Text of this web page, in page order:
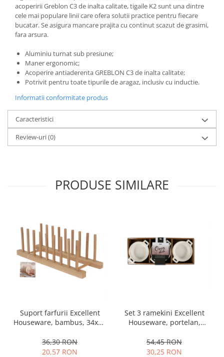
acoperirii Greblon C3 de inalta calitate, tigaile K2 sunt una dintre
cele mai populare linii care ofera solutii practice pentru fiecare
bucatar. Se asigura mancare prajita cu continut scazut de grasimi,
fara arsura.
Aluminiu turnat sub presiune;
Maner ergonomic;
Acoperire antiaderenta GREBLON C3 de inalta calitate;
Potrivit pentru toate tipurile de aragaz, inclusiv cu inductie.
Informatii conformitate produs
Caracteristici
Review-uri(0)
PRODUSE SIMILARE
Suport farfurii Excellent
Houseware, bambus, 34x12
36,30 RON
20,57 RON
Set 3 ramekini Excellent
Houseware, portelan,
54,45 RON
30,25 RON